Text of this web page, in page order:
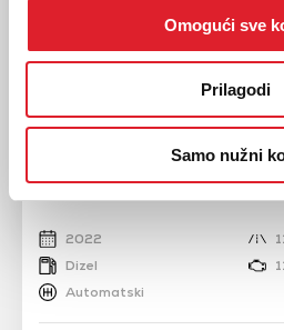
Omogući sve
Prilagodi
Samo nužni
TIGUAN 2.0 TDI
2022
Dizel
Automatski